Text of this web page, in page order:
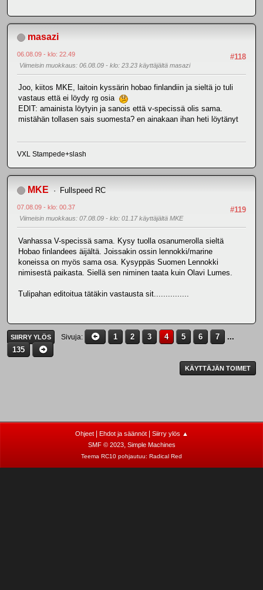
masazi
#118
06.08.09 - klo: 22.49
Viimeisin muokkaus: 06.08.09 - klo: 23.23 käyttäjältä masazi
Joo, kiitos MKE, laitoin kyssärin hobao finlandiin ja sieltä jo tuli
vastaus että ei löydy rg osia
EDIT: amainista löytyin ja sanois että v-specissä olis sama.
mistähän tollasen sais suomesta? en ainakaan ihan heti löytänyt
VXL Stampede+slash
MKE Fullspeed RC
#119
07.08.09 - klo: 00.37
Viimeisin muokkaus: 07.08.09 - klo: 01.17 käyttäjältä MKE
Vanhassa V-specissä sama. Kysy tuolla osanumerolla sieltä
Hobao finlandees äijältä. Joissakin ossin lennokki/marine
koneissa on myös sama osa. Kysyppäs Suomen Lennokki
nimisestä paikasta. Siellä sen niminen taata kuin Olavi Lumes.
Tulipahan editoitua tätäkin vastausta sit...............
SIIRRY YLÖS Sivuja 1 2 3 4 5 6 7
...
135
KÄYTTÄJÄN TOIMET
Ohjeet| Ehdot ja säännöt|
Siirry ylös ▲
SMF © 2023, Simple Machines
Teema RC10 pohjautuu: Radical Red